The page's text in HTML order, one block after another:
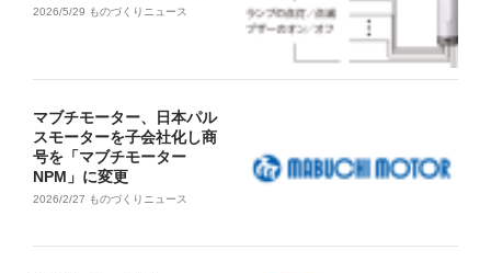
2026/5/29 ものづくりニュース
マブチモーター、日本パル
スモーターを子会社化し商
号を「マブチモーター
NPM」に変更
2026/2/27 ものづくりニュース